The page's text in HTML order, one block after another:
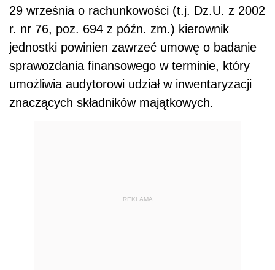
29 września o rachunkowości (t.j. Dz.U. z 2002
r. nr 76, poz. 694 z późn. zm.) kierownik
jednostki powinien zawrzeć umowę o badanie
sprawozdania finansowego w terminie, który
umożliwia audytorowi udział w inwentaryzacji
znaczących składników majątkowych.
REKLAMA